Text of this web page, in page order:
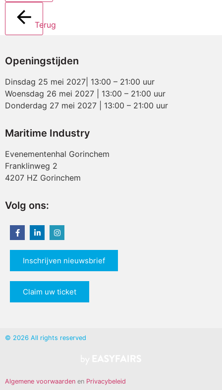
Terug
Openingstijden
Dinsdag 25 mei 2027| 13:00 – 21:00 uur
Woensdag 26 mei 2027 | 13:00 – 21:00 uur
Donderdag 27 mei 2027 | 13:00 – 21:00 uur
Maritime Industry
Evenementenhal Gorinchem
Franklinweg 2
4207 HZ Gorinchem
Volg ons:
Inschrijven nieuwsbrief
Claim uw ticket
© 2026 All rights reserved
Algemene voorwaarden en Privacybeleid